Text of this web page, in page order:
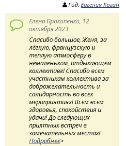
Гид:Евгения Коган
Елена Прокопенко, 12
октября 2023
Спасибо большое, Женя, за
лёгкую, французскую и
теплую атмосферу в
немаленьком, отдыхающем
коллективе! Спасибо всем
участникам коллектива за
доброжелательность и
солидарность во всех
мероприятиях! Всем всем
здоровья, спокойствия и
удачи! До следующих
приятных встреч в
замечательных местах!
Подробнее>